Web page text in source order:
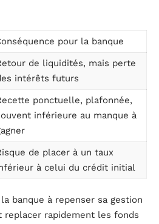
pour la banque
de liquidités, mais perte
intérêts futurs
ponctuelle, plafonnée,
inférieure au manque à
de placer à un taux
à celui du crédit initial
banque à repenser sa gestion
rapidement les fonds